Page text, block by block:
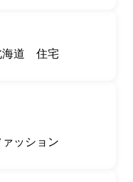
道 住宅
ッション